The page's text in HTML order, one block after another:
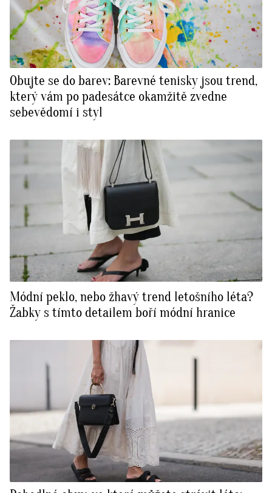
Obujte se do barev: Barevné tenisky jsou trend,
který vám po padesátce okamžitě zvedne
sebevědomí i styl
Módní peklo, nebo žhavý trend letošního léta?
Žabky s tímto detailem boří módní hranice